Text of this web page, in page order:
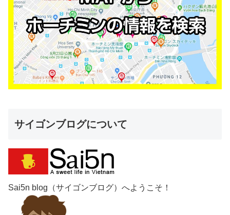
サイゴンブログについて
Sai5n blog（サイゴンブログ）へようこそ！